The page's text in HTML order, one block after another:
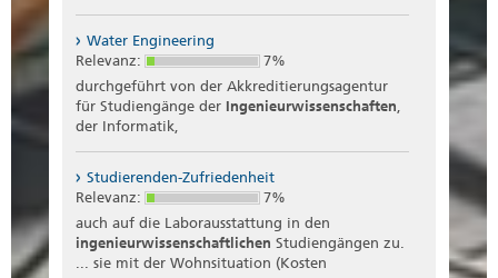
Water Engineering
Relevanz:
7%
durchgeführt von der Akkreditierungsagentur
für Studiengänge der Ingenieurwissenschaften,
der Informatik,
Studierenden-Zufriedenheit
Relevanz:
7%
auch auf die Laborausstattung in den
ingenieurwissenschaftlichen Studiengängen zu.
... sie mit der Wohnsituation (Kosten